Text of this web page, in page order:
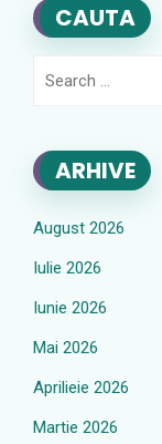
CAUTA
ARHIVE
August 2026
Iulie 2026
Iunie 2026
Mai 2026
Aprilieie 2026
Martie 2026